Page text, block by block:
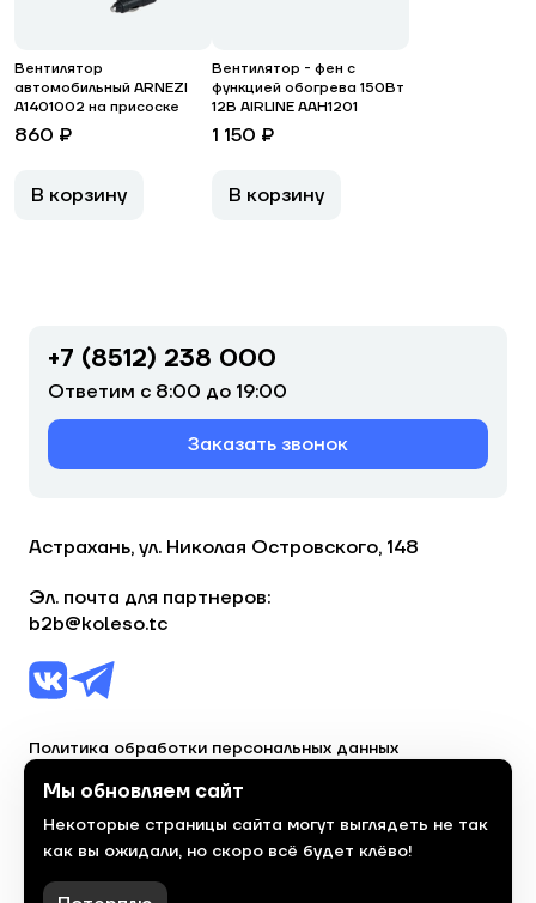
Вентилятор
автомобильный ARNEZI
A1401002 на присоске
860 ₽
В корзину
Вентилятор - фен с
функцией обогрева 150Вт
12В AIRLINE AAH1201
1 150 ₽
В корзину
+7 (8512) 238 000
Ответим с 8:00 до 19:00
Заказать звонок
Астрахань, ул. Николая Островского, 148
Эл. почта для партнеров:
b2b@koleso.tc
Политика обработки персональных данных
© 2023, торгово-сервисная сеть «Колесо»
Политика конфиденциальности
Сделано
красиво
Мы обновляем сайт
Некоторые страницы сайта могут выглядеть не так
как вы ожидали, но скоро всё будет клёво!